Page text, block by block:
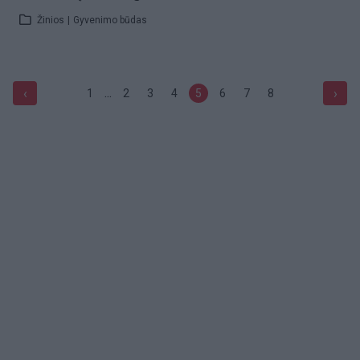
Žinios Gyvenimo būdas
‹ 1 ... 2 3 4 5 6 7 8 ›